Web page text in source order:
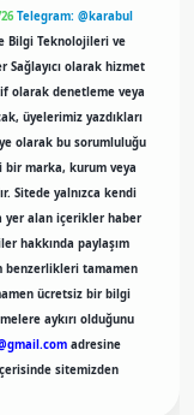
Telegram: @karabul
Bilgi Teknolojileri ve
Sağlayıcı olarak hizmet
olarak denetleme veya
üyelerimiz yazdıkları
olarak bu sorumluluğu
bir marka, kurum veya
Sitede yalnızca kendi
yer alan içerikler haber
hakkında paylaşım
benzerlikleri tamamen
ücretsiz bir bilgi
aykırı olduğunu
adresine
sitemizden